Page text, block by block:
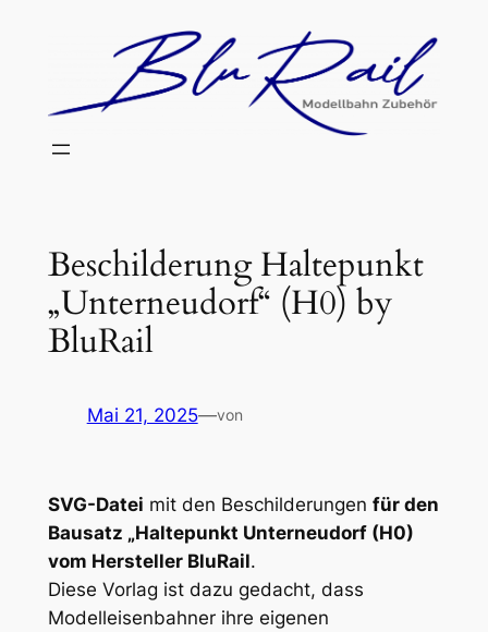
Beschilderung Haltepunkt
„Unterneudorf“ (H0) by
BluRail
Mai 21, 2025—von
SVG-Datei mit den Beschilderungen für den
Bausatz „Haltepunkt Unterneudorf (H0)
vom Hersteller BluRail.
Diese Vorlag ist dazu gedacht, dass
Modelleisenbahner ihre eigenen